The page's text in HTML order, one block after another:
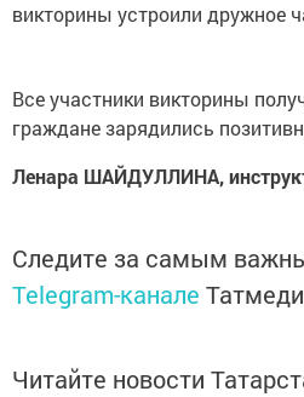
викторины устроили дружное
Все участники викторины
граждане зарядились
Ленара ШАЙДУЛЛИНА,
Следите за самым
Telegram-канале
Читайте новости